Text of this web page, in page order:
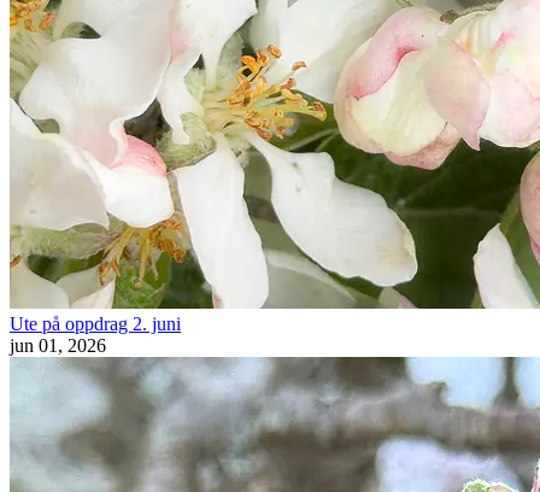
Ute på oppdrag 2. juni
jun 01, 2026